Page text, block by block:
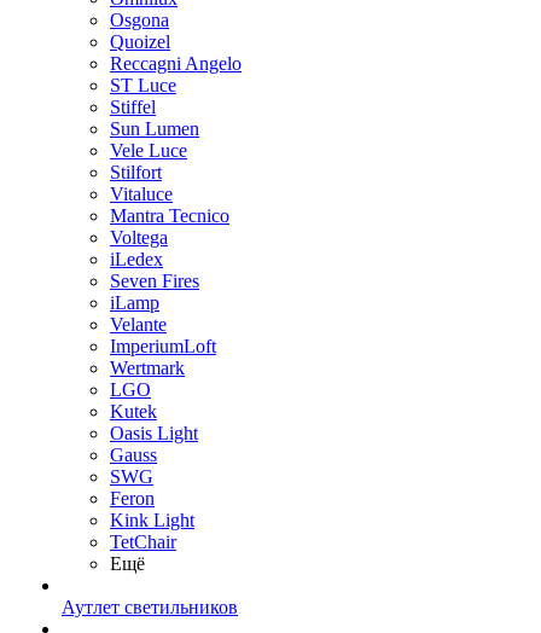
Osgona
Quoizel
Reccagni Angelo
ST Luce
Stiffel
Sun Lumen
Vele Luce
Stilfort
Vitaluce
Mantra Tecnico
Voltega
iLedex
Seven Fires
iLamp
Velante
ImperiumLoft
Wertmark
LGO
Kutek
Oasis Light
Gauss
SWG
Feron
Kink Light
TetСhair
Ещё
Аутлет светильников